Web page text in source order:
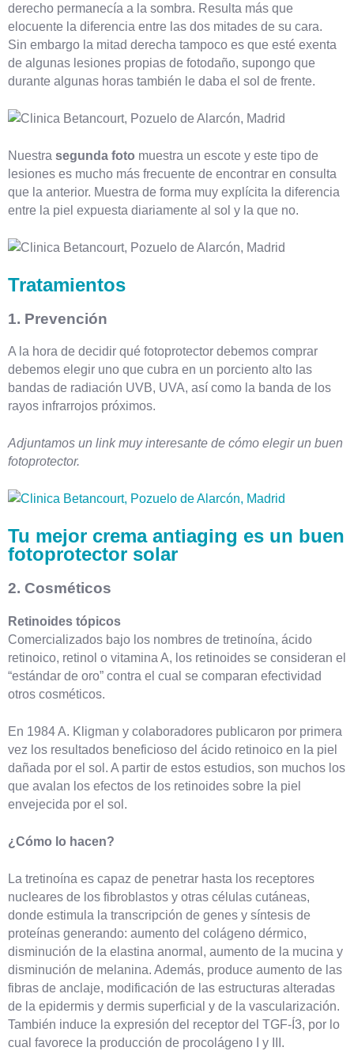
derecho permanecía a la sombra. Resulta más que
elocuente la diferencia entre las dos mitades de su cara.
Sin embargo la mitad derecha tampoco es que esté exenta
de algunas lesiones propias de fotodaño, supongo que
durante algunas horas también le daba el sol de frente.
Nuestra segunda foto muestra un escote y este tipo de
lesiones es mucho más frecuente de encontrar en consulta
que la anterior. Muestra de forma muy explícita la diferencia
entre la piel expuesta diariamente al sol y la que no.
Tratamientos
1. Prevención
A la hora de decidir qué fotoprotector debemos comprar
debemos elegir uno que cubra en un porciento alto las
bandas de radiación UVB, UVA, así como la banda de los
rayos infrarrojos próximos.
Adjuntamos un link muy interesante de cómo elegir un buen
fotoprotector.
Tu mejor crema antiaging es un buen
fotoprotector solar
2. Cosméticos
Retinoides tópicos
Comercializados bajo los nombres de tretinoína, ácido
retinoico, retinol o vitamina A, los retinoides se consideran el
“estándar de oro” contra el cual se comparan efectividad
otros cosméticos.
En 1984 A. Kligman y colaboradores publicaron por primera
vez los resultados beneficioso del ácido retinoico en la piel
dañada por el sol. A partir de estos estudios, son muchos los
que avalan los efectos de los retinoides sobre la piel
envejecida por el sol.
¿Cómo lo hacen?
La tretinoína es capaz de penetrar hasta los receptores
nucleares de los fibroblastos y otras células cutáneas,
donde estimula la transcripción de genes y síntesis de
proteínas generando: aumento del colágeno dérmico,
disminución de la elastina anormal, aumento de la mucina y
disminución de melanina. Además, produce aumento de las
fibras de anclaje, modificación de las estructuras alteradas
de la epidermis y dermis superficial y de la vascularización.
También induce la expresión del receptor del TGF-Í3, por lo
cual favorece la producción de procolágeno I y III.